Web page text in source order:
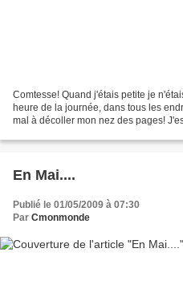
Comtesse! Quand j'étais petite je
heure de la journée, dans tous les
mal à décoller mon nez des pages!
En Mai....
Publié le 01/05/2009 à 07:30
Par Cmonmonde